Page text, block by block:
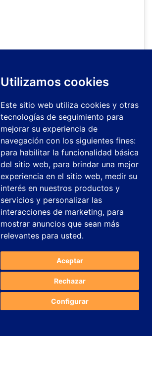
Utilizamos cookies
Este sitio web utiliza cookies y otras
tecnologías de seguimiento para
mejorar su experiencia de
navegación con los siguientes fines:
para habilitar la funcionalidad básica
del sitio web, para brindar una mejor
experiencia en el sitio web, medir su
interés en nuestros productos y
servicios y personalizar las
interacciones de marketing, para
mostrar anuncios que sean más
relevantes para usted.
Aceptar
Rechazar
Configurar